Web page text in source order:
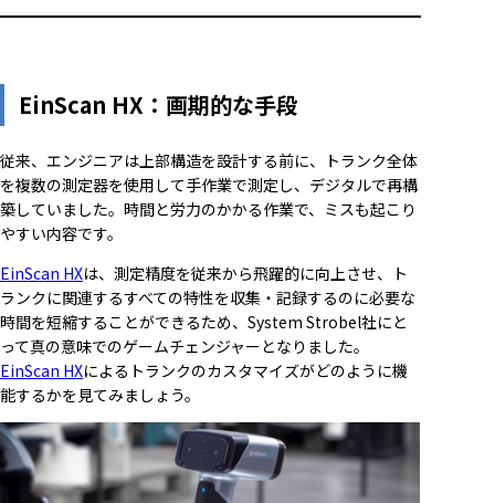
EinScan HX：画期的な手段
従来、エンジニアは上部構造を設計する前に、トランク全体
を複数の測定器を使用して手作業で測定し、デジタルで再構
築していました。時間と労力のかかる作業で、ミスも起こり
やすい内容です。
EinScan HXは、測定精度を従来から飛躍的に向上させ、ト
ランクに関連するすべての特性を収集・記録するのに必要な
時間を短縮することができるため、System Strobel社にと
って真の意味でのゲームチェンジャーとなりました。
EinScan HXによるトランクのカスタマイズがどのように機
能するかを見てみましょう。